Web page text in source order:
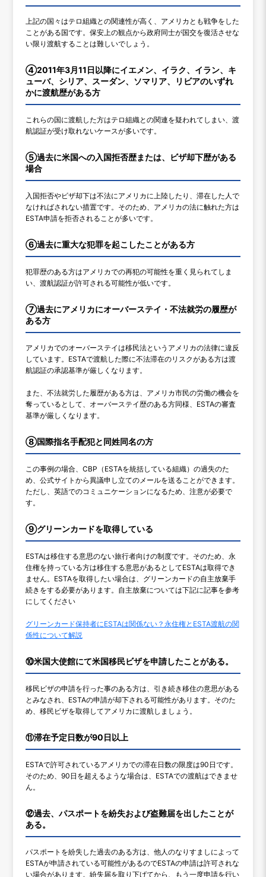
上記の国々はテロ組織との関連性が高く、アメリカとも戦争をした
ことがある国です。保安上の観点から政府同士が国交を復活させな
い限り渡航することは難しいでしょう。
④2011年3月11日以降にイエメン、イラク、イラン、キ
ューバ、シリア、スーダン、ソマリア、リビアのいずれ
かに渡航歴がある方
これらの国に渡航した方はテロ組織との関連を疑われてしまい、渡
航認証が受け取れないケースが多いです。
⑤過去に米国への入国拒否歴または、ビザ却下歴がある
場合
入国拒否やビザ却下は不法にアメリカに上陸したり、滞在した人で
なければされない措置です。そのため、アメリカの法に触れた方は
ESTA申請を拒否されることが多いです。
⑥過去に重大な犯罪を起こしたことがある方
犯罪歴のある方はアメリカでの再犯の可能性を重く見られてしま
い、渡航認証が許可される可能性が低いです。
⑦過去にアメリカにオーバーステイ・不法就労の履歴が
ある方
アメリカでのオーバーステイは移民法というアメリカの法律に違反
しています。ESTAで渡航した際に不法滞在のリスクがある方は渡
航認証の承認基準が厳しくなります。
また、不法就労した履歴がある方は、アメリカ市民の労働の機会を
奪っているとして、オーバーステイ歴のある方同様、ESTAの審査
基準が厳しくなります。
⑧国際指名手配犯と同姓同名の方
この事例の場合、CBP（ESTAを統括している組織）の過失のた
め、公式サイトから異議申し立てのメールを送ることができます。
ただし、英語でのコミュニケーションになるため、注意が必要で
す。
⑨グリーンカードを取得している
ESTAは移住する意思のない旅行者向けの制度です。そのため、永
住権を持っている方は移住する意思があるとしてESTAは取得でき
ません。ESTAを取得したい場合は、グリーンカードの自主放棄手
続きをする必要があります。自主放棄については下記に記事を参考
にしてください
グリーンカード保持者にESTAは関係ない？永住権とESTA渡航の関
係性について解説
⑩米国大使館にて米国移民ビザを申請したことがある。
移民ビザの申請を行った事のある方は、引き続き移住の意思がある
とみなされ、ESTAの申請が却下される可能性があります。そのた
め、移民ビザを取得してアメリカに渡航しましょう。
⑪滞在予定日数が90日以上
ESTAで許可されているアメリカでの滞在日数の限度は90日です。
そのため、90日を超えるような場合は、ESTAでの渡航はできませ
ん。
⑫過去、パスポートを紛失および盗難届を出したことが
ある。
パスポートを紛失した過去のある方は、他人のなりすましによって
ESTAが申請されている可能性があるのでESTAの申請は許可されな
い場合があります。紛失届を取り下げてから、もう一度申請を行い